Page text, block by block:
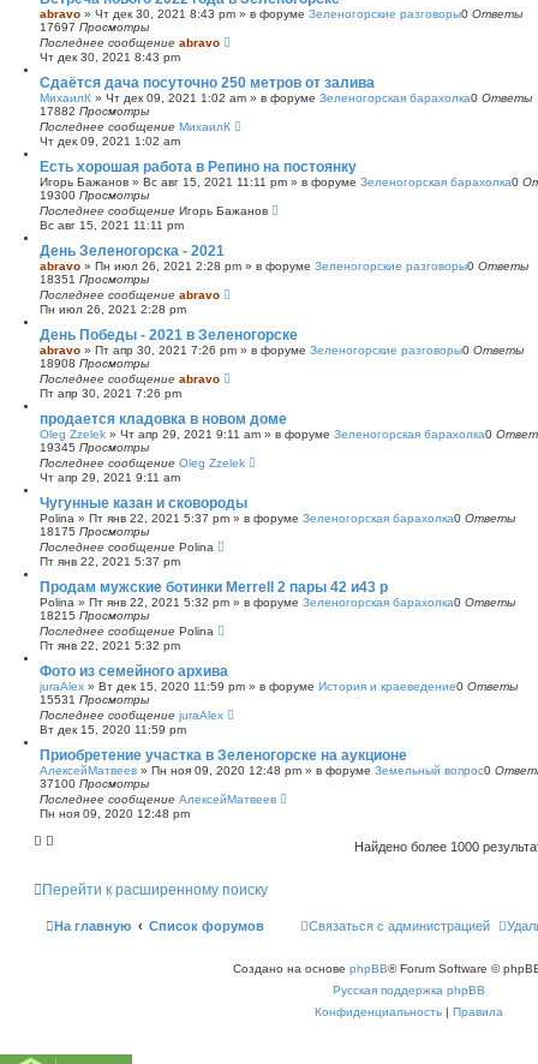
abravo » Чт дек 30, 2021 8:43 pm » в форуме Зеленогорские разговоры0 Ответы
17697 Просмотры
Последнее сообщение abravo
Чт дек 30, 2021 8:43 pm
Сдаётся дача посуточно 250 метров от залива
МихаилК » Чт дек 09, 2021 1:02 am » в форуме Зеленогорская барахолка0 Ответы
17882 Просмотры
Последнее сообщение МихаилК
Чт дек 09, 2021 1:02 am
Есть хорошая работа в Репино на постоянку
Игорь Бажанов » Вс авг 15, 2021 11:11 pm » в форуме Зеленогорская барахолка0
19300 Просмотры
Последнее сообщение Игорь Бажанов
Вс авг 15, 2021 11:11 pm
День Зеленогорска - 2021
abravo » Пн июл 26, 2021 2:28 pm » в форуме Зеленогорские разговоры0 Ответы
18351 Просмотры
Последнее сообщение abravo
Пн июл 26, 2021 2:28 pm
День Победы - 2021 в Зеленогорске
abravo » Пт апр 30, 2021 7:26 pm » в форуме Зеленогорские разговоры0 Ответы
18908 Просмотры
Последнее сообщение abravo
Пт апр 30, 2021 7:26 pm
продается кладовка в новом доме
Oleg Zzelek » Чт апр 29, 2021 9:11 am » в форуме Зеленогорская барахолка0
19345 Просмотры
Последнее сообщение Oleg Zzelek
Чт апр 29, 2021 9:11 am
Чугунные казан и сковороды
Polina » Пт янв 22, 2021 5:37 pm » в форуме Зеленогорская барахолка0 Ответы
18175 Просмотры
Последнее сообщение Polina
Пт янв 22, 2021 5:37 pm
Продам мужские ботинки Merrell 2 пары 42 и43 р
Polina » Пт янв 22, 2021 5:32 pm » в форуме Зеленогорская барахолка0 Ответы
18215 Просмотры
Последнее сообщение Polina
Пт янв 22, 2021 5:32 pm
Фото из семейного архива
juraAlex » Вт дек 15, 2020 11:59 pm » в форуме История и краеведение0 Ответы
15531 Просмотры
Последнее сообщение juraAlex
Вт дек 15, 2020 11:59 pm
Приобретение участка в Зеленогорске на аукционе
АлексейМатвеев » Пн ноя 09, 2020 12:48 pm » в форуме Земельный вопрос0
37100 Просмотры
Последнее сообщение АлексейМатвеев
Пн ноя 09, 2020 12:48 pm
Найдено более 1000
Перейти к расширенному поиску
На главную Список форумов Связаться с администрацией
Создано на основе phpBB® Forum Software ©
Русская поддержка phpBB
Конфиденциальность | Правила